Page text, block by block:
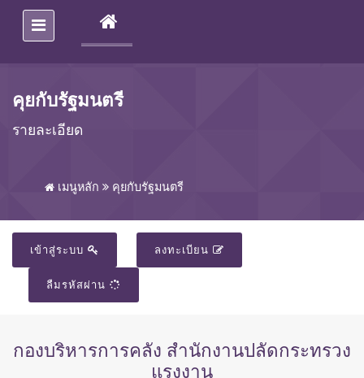
(CURRENT)
คุยกับรัฐมนตรี
รายละเอียด
เมนูหลัก คุยกับรัฐมนตรี
เข้าสู่ระบบ ลงทะเบียน
ลืมรหัสผ่าน
กองบริหารการคลัง สำนักงานปลัดกระทรวง
แรงงาน